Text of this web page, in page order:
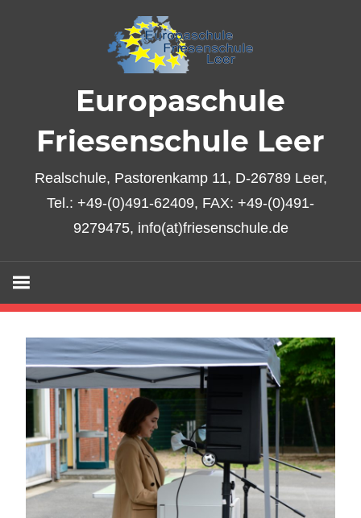
Europaschule
Friesenschule Leer
Realschule, Pastorenkamp 11, D-26789 Leer,
Tel.: +49-(0)491-62409, FAX: +49-(0)491-
9279475, info(at)friesenschule.de